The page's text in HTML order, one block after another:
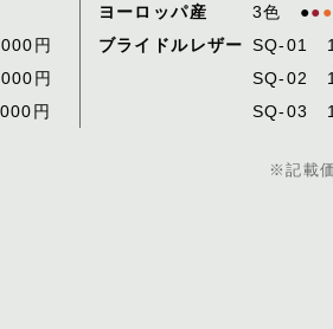
円
円
円
ヨーロッパ産
ブライドルレザー
3色 ●●●
SQ-01
SQ-02
SQ-03
※記載